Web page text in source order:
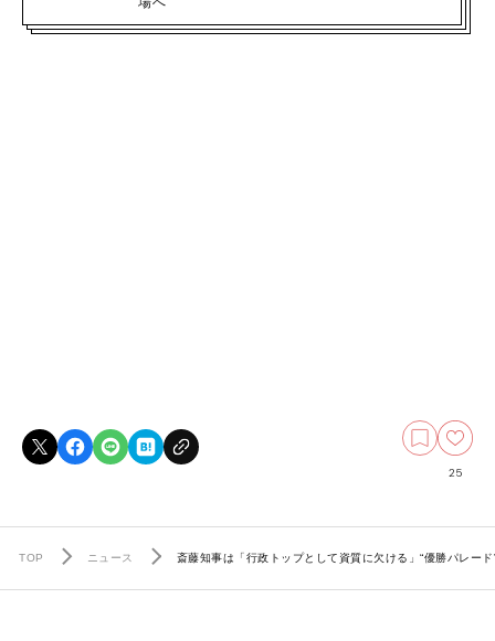
25
TOP ニュース 斎藤知事は「行政トップとして資質に欠ける」“優勝パレー